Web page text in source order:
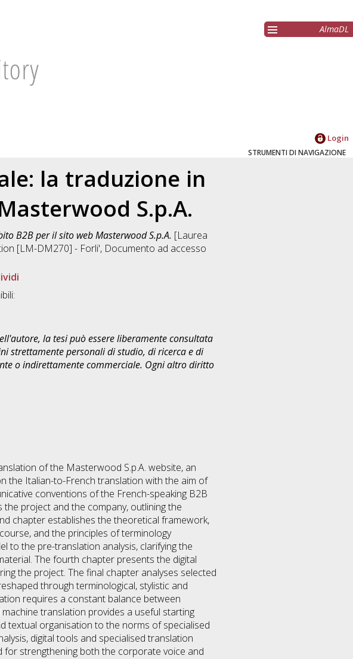
AlmaDL
Login
STRUMENTI DI NAVIGAZIONE
la traduzione in
S.p.A.
B2B per il sito web Masterwood S.p.A. [Laurea
[LM-DM270] - Forli', Documento ad accesso
la tesi può essere liberamente consultata
strettamente personali di studio, di ricerca e di
o indirettamente commerciale. Ogni altro diritto
of the Masterwood S.p.A. website, an
the Italian-to-French translation with the aim of
conventions of the French-speaking B2B
project and the company, outlining the
chapter establishes the theoretical framework,
and the principles of terminology
to the pre-translation analysis, clarifying the
The fourth chapter presents the digital
the project. The final chapter analyses selected
through terminological, stylistic and
requires a constant balance between
translation provides a useful starting
textual organisation to the norms of specialised
digital tools and specialised translation
strengthening both the corporate voice and